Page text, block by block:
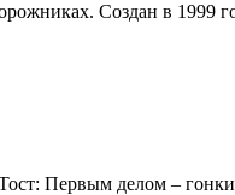
Создан в 1999
Первым делом –